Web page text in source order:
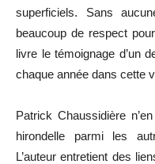
superficiels. Sans
beaucoup de respect
livre le témoignage d’un
chaque année dans cette
Patrick Chaussidière
hirondelle parmi les
L’auteur entretient des